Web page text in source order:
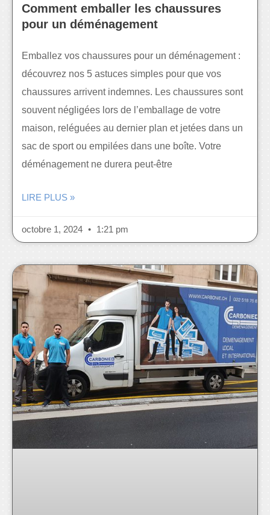
Comment emballer les chaussures
pour un déménagement
Emballez vos chaussures pour un déménagement :
découvrez nos 5 astuces simples pour que vos
chaussures arrivent indemnes. Les chaussures sont
souvent négligées lors de l’emballage de votre
maison, reléguées au dernier plan et jetées dans un
sac de sport ou empilées dans une boîte. Votre
déménagement ne durera peut-être
LIRE PLUS »
octobre 1, 2024 1:21 pm